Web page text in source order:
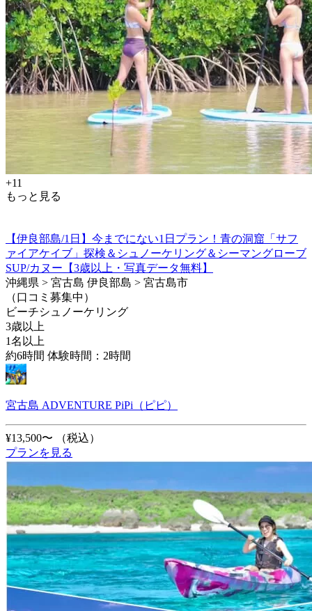
+11
もっと見る
【伊良部島/1日】今までにない1日プラン！青の洞窟「サフ
ァイアケイブ」探検＆シュノーケリング＆シーマングローブ
SUP/カヌー【3歳以上・写真データ無料】
沖縄県 > 宮古島 伊良部島 > 宮古島市
（口コミ募集中）
ビーチシュノーケリング
3歳以上
1名以上
約6時間 体験時間：2時間
宮古島 ADVENTURE PiPi（ピピ）
¥13,500〜
（税込）
プランを見る